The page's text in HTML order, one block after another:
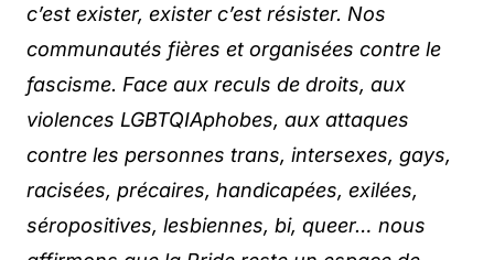
c’est exister, exister c’est résister. Nos
communautés fières et organisées contre le
fascisme. Face aux reculs de droits, aux
violences LGBTQIAphobes, aux attaques
contre les personnes trans, intersexes, gays,
racisées, précaires, handicapées, exilées,
séropositives, lesbiennes, bi, queer… nous